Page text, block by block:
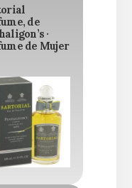
de
·
de Mujer